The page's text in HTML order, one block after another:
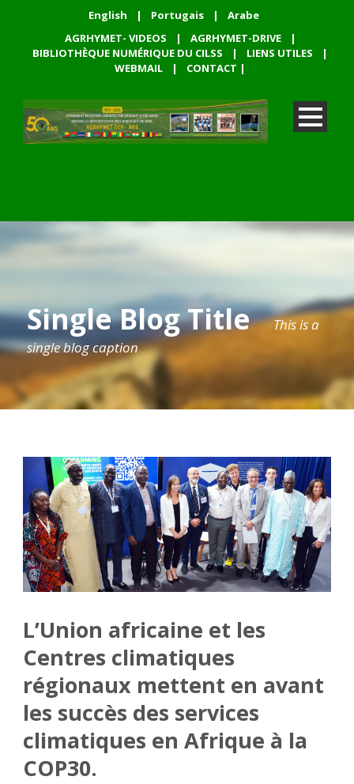
English | Portugais |
Arabe
AGRHYMET- VIDEOS
| AGRHYMET-DRIVE
|
BIBLIOTHÈQUE NUMÉRIQUE DU CILSS
| LIENS UTILES
|
WEBMAIL
| CONTACT |
Single Blog Title
This is a
single blog caption
L’Union africaine et les
Centres climatiques
régionaux mettent en avant
les succès des services
climatiques en Afrique à la
COP30.